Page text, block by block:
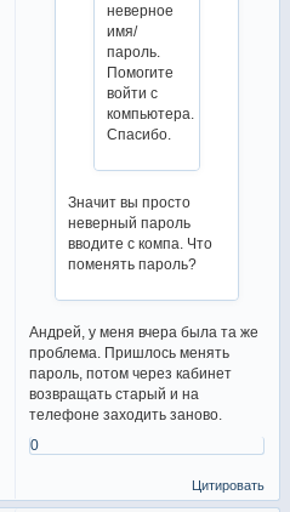
неверное
имя/
пароль.
Помогите
войти с
компьютера.
Спасибо.
Значит вы просто
неверный пароль
вводите с компа. Что
поменять пароль?
Андрей, у меня вчера была та же
проблема. Пришлось менять
пароль, потом через кабинет
возвращать старый и на
телефоне заходить заново.
0
Цитировать